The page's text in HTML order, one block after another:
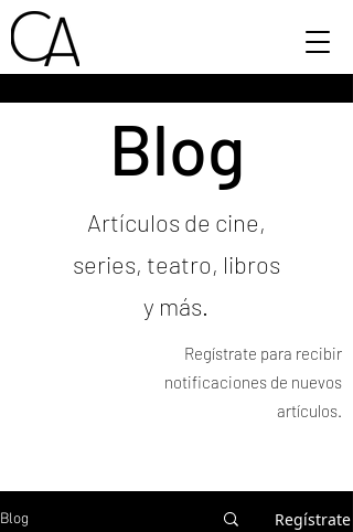
Blog
Artículos de cine,
series, teatro, libros
y más.
Regístrate para recibir
notificaciones de nuevos
artículos.
Blog Regístrate